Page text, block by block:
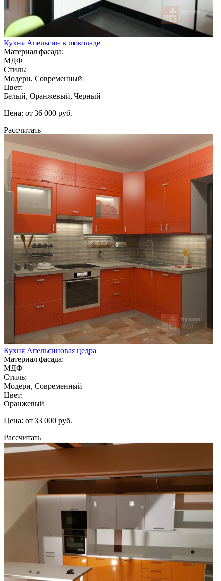
Кухня Апельсин в шоколаде
Материал фасада:
МДФ
Стиль:
Модерн, Современный
Цвет:
Белый, Оранжевый, Черный
Цена: от 36 000 руб.
Рассчитать
Кухня Апельсиновая цедра
Материал фасада:
МДФ
Стиль:
Модерн, Современный
Цвет:
Оранжевый
Цена: от 33 000 руб.
Рассчитать